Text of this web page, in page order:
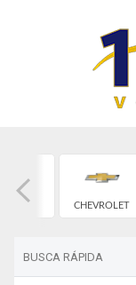
BYD
CHEVROLET
BUSCA RÁPIDA